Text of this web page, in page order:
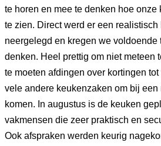
te horen en mee te denken hoe onze
te zien. Direct werd er een
neergelegd en kregen we voldoende
denken. Heel prettig om niet meteen
te moeten afdingen over kortingen
vele andere keukenzaken om bij
komen. In augustus is de keuken
vakmensen die zeer praktisch en
Ook afspraken werden keurig